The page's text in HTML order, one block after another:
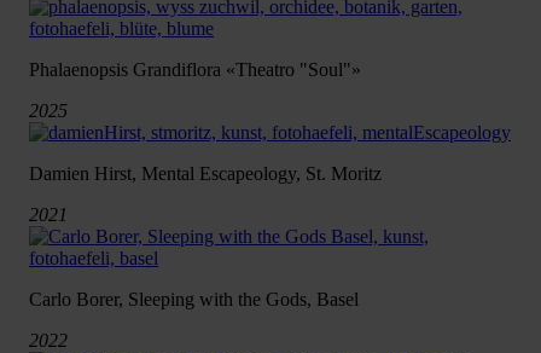
Phalaenopsis Grandiflora «Theatro "Soul"»
2025
Damien Hirst, Mental Escapeology, St. Moritz
2021
Carlo Borer, Sleeping with the Gods, Basel
2022